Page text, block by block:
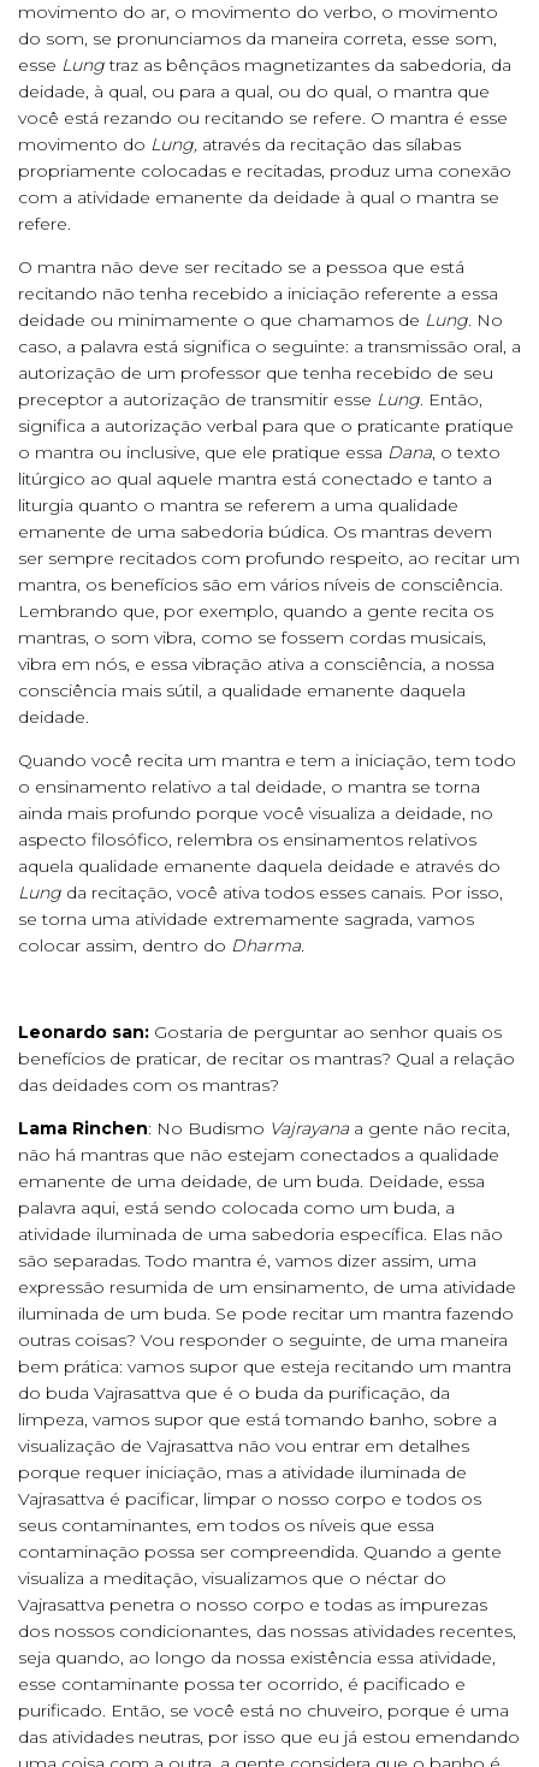
movimento do ar, o movimento do verbo, o movimento
do som, se pronunciamos da maneira correta, esse som,
esse Lungtraz as bênçãos magnetizantes da sabedoria, da
deidade, à qual, ou para a qual, ou do qual, o mantra que
você está rezando ou recitando se refere. O mantra é esse
movimento do Lung, através da recitação das sílabas
propriamente colocadas e recitadas, produz uma conexão
com a atividade emanente da deidade à qual o mantra se
refere.
O mantra não deve ser recitado se a pessoa que está
recitando não tenha recebido a iniciação referente a essa
deidade ou minimamente o que chamamos de Lung. No
caso, a palavra está significa o seguinte: a transmissão oral, a
autorização de um professor que tenha recebido de seu
preceptor a autorização de transmitir esse Lung. Então,
significa a autorização verbal para que o praticante pratique
o mantra ou inclusive, que ele pratique essa Dana, o texto
litúrgico ao qual aquele mantra está conectado e tanto a
liturgia quanto o mantra se referem a uma qualidade
emanente de uma sabedoria búdica. Os mantras devem
ser sempre recitados com profundo respeito, ao recitar um
mantra, os benefícios são em vários níveis de consciência.
Lembrando que, por exemplo, quando a gente recita os
mantras, o som vibra, como se fossem cordas musicais,
vibra em nós, e essa vibração ativa a consciência, a nossa
consciência mais sútil, a qualidade emanente daquela
deidade.
Quando você recita um mantra e tem a iniciação, tem todo
o ensinamento relativo a tal deidade, o mantra se torna
ainda mais profundo porque você visualiza a deidade, no
aspecto filosófico, relembra os ensinamentos relativos
aquela qualidade emanente daquela deidade e através do
Lung da recitação, você ativa todos esses canais. Por isso,
se torna uma atividade extremamente sagrada, vamos
colocar assim, dentro do Dharma.
Leonardo san: Gostaria de perguntar ao senhor quais os
benefícios de praticar, de recitar os mantras? Qual a relação
das deidades com os mantras?
Lama Rinchen: No Budismo Vajrayana a gente não recita,
não há mantras que não estejam conectados a qualidade
emanente de uma deidade, de um buda. Deidade, essa
palavra aqui, está sendo colocada como um buda, a
atividade iluminada de uma sabedoria específica. Elas não
são separadas. Todo mantra é, vamos dizer assim, uma
expressão resumida de um ensinamento, de uma atividade
iluminada de um buda. Se pode recitar um mantra fazendo
outras coisas? Vou responder o seguinte, de uma maneira
bem prática: vamos supor que esteja recitando um mantra
do buda Vajrasattva que é o buda da purificação, da
limpeza, vamos supor que está tomando banho, sobre a
visualização de Vajrasattva não vou entrar em detalhes
porque requer iniciação, mas a atividade iluminada de
Vajrasattva é pacificar, limpar o nosso corpo e todos os
seus contaminantes, em todos os níveis que essa
contaminação possa ser compreendida. Quando a gente
visualiza a meditação, visualizamos que o néctar do
Vajrasattva penetra o nosso corpo e todas as impurezas
dos nossos condicionantes, das nossas atividades recentes,
seja quando, ao longo da nossa existência essa atividade,
esse contaminante possa ter ocorrido, é pacificado e
purificado. Então, se você está no chuveiro, porque é uma
das atividades neutras, por isso que eu já estou emendando